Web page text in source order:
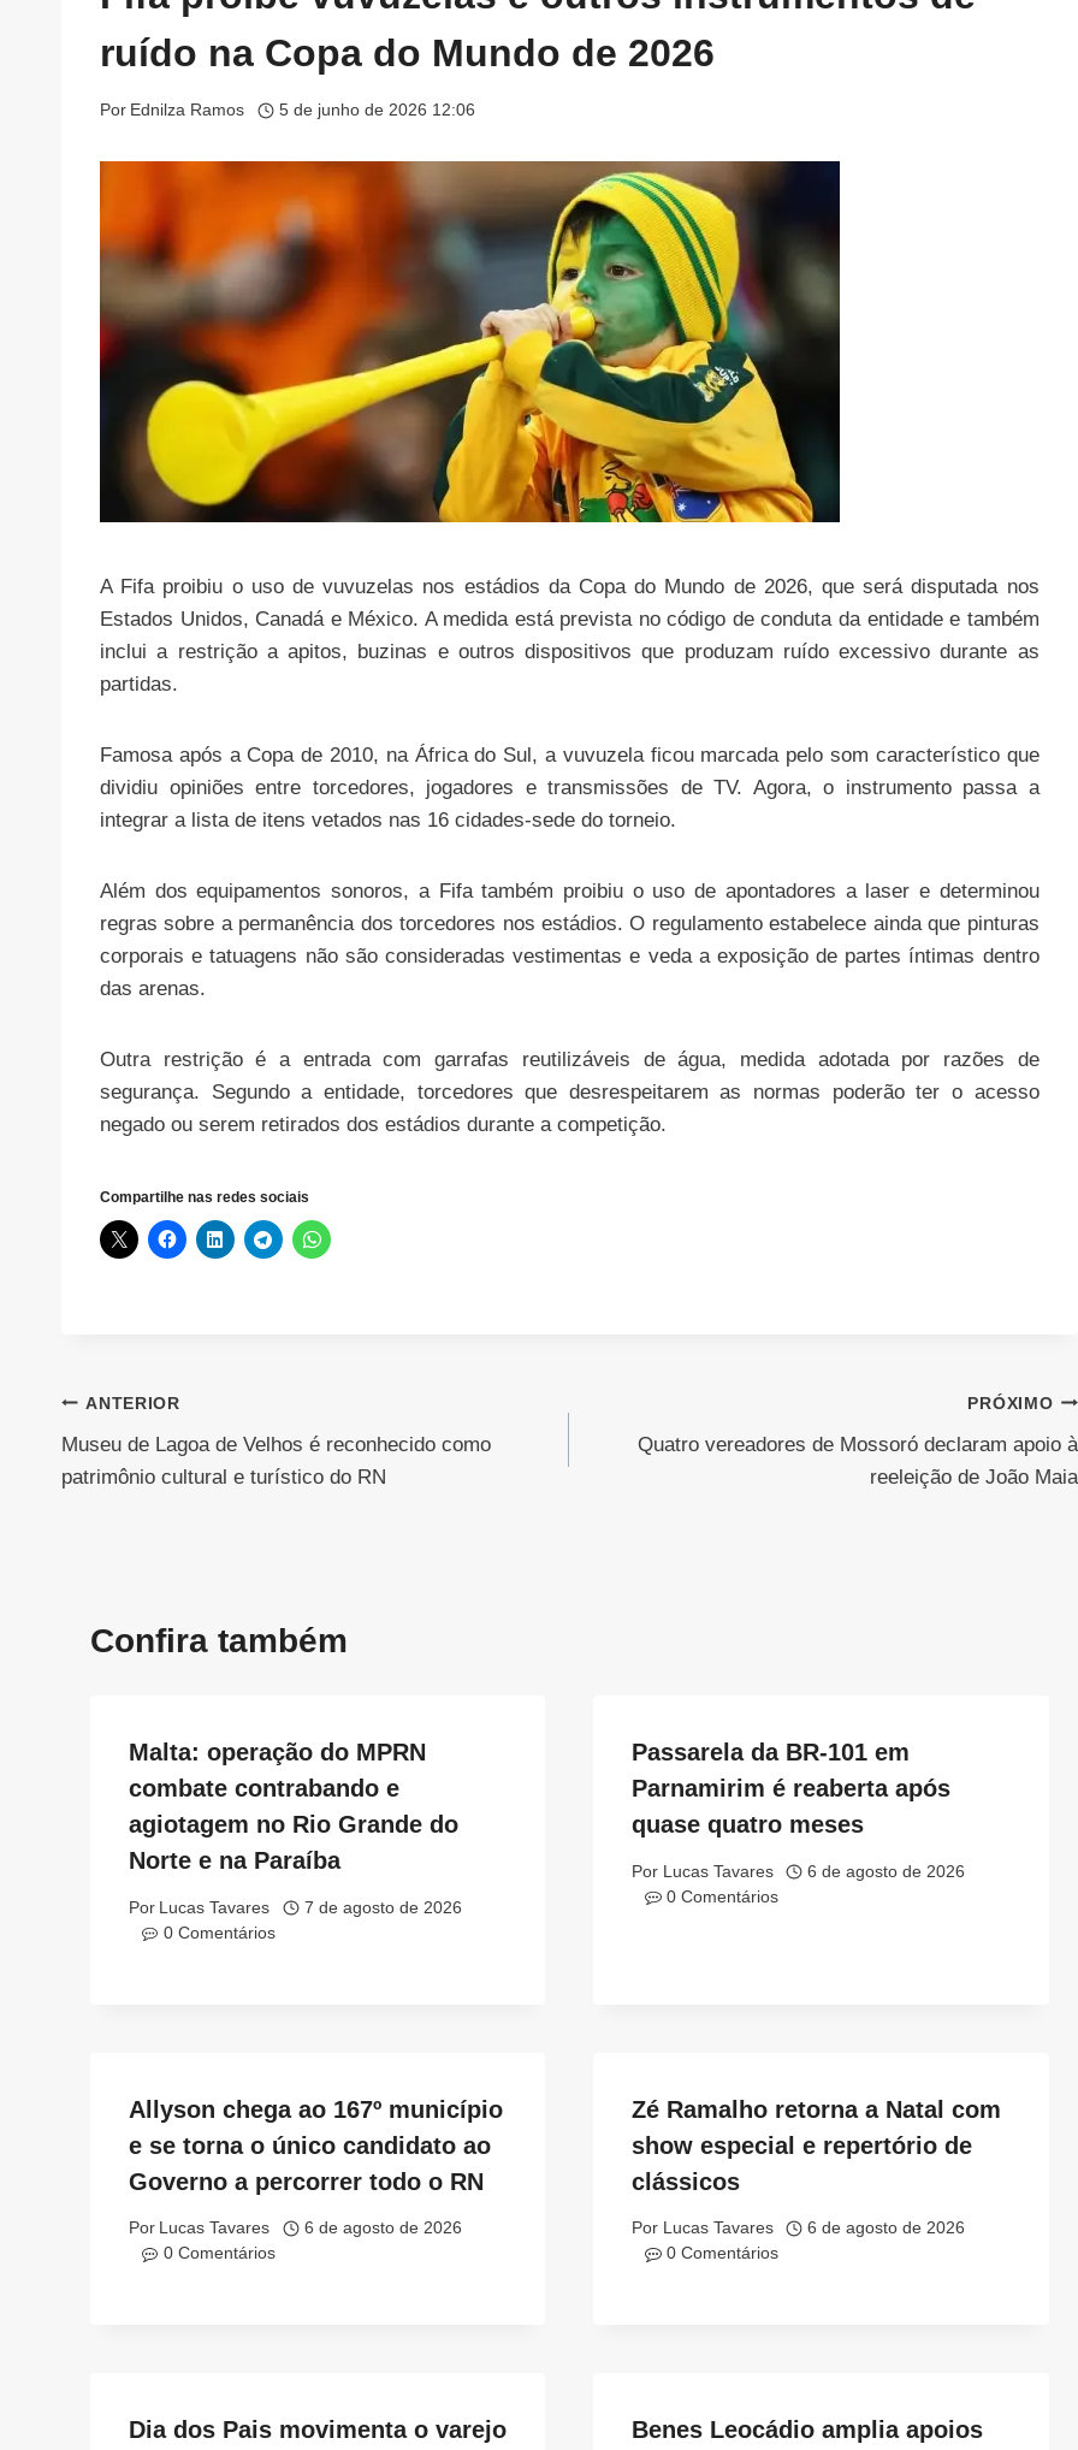
ruído na Copa do Mundo de 2026
Por Ednilza Ramos 5 de junho de 2026 12:06
A Fifa proibiu o uso de vuvuzelas nos estádios da Copa do Mundo de 2026, que será disputada nos
Estados Unidos, Canadá e México. A medida está prevista no código de conduta da entidade e também
inclui a restrição a apitos, buzinas e outros dispositivos que produzam ruído excessivo durante as
partidas.
Famosa após a Copa de 2010, na África do Sul, a vuvuzela ficou marcada pelo som característico que
dividiu opiniões entre torcedores, jogadores e transmissões de TV. Agora, o instrumento passa a
integrar a lista de itens vetados nas 16 cidades-sede do torneio.
Além dos equipamentos sonoros, a Fifa também proibiu o uso de apontadores a laser e determinou
regras sobre a permanência dos torcedores nos estádios. O regulamento estabelece ainda que pinturas
corporais e tatuagens não são consideradas vestimentas e veda a exposição de partes íntimas dentro
das arenas.
Outra restrição é a entrada com garrafas reutilizáveis de água, medida adotada por razões de
segurança. Segundo a entidade, torcedores que desrespeitarem as normas poderão ter o acesso
negado ou serem retirados dos estádios durante a competição.
Compartilhe nas redes sociais
Navegação
de
ANTERIOR
Museu de Lagoa de Velhos é reconhecido como
patrimônio cultural e turístico do RN
PRÓXIMO
Quatro vereadores de Mossoró declaram apoio à
reeleição de João Maia
Confira também
Malta: operação do MPRN
combate contrabando e
agiotagem no Rio Grande do
Norte e na Paraíba
Por Lucas Tavares
7 de agosto de 2026
0 Comentários
Passarela da BR-101 em
Parnamirim é reaberta após
quase quatro meses
Por Lucas Tavares
6 de agosto de 2026
0 Comentários
Allyson chega ao 167º município
e se torna o único candidato ao
Governo a percorrer todo o RN
Por Lucas Tavares
6 de agosto de 2026
0 Comentários
Zé Ramalho retorna a Natal com
show especial e repertório de
clássicos
Por Lucas Tavares
6 de agosto de 2026
0 Comentários
Dia dos Pais movimenta o varejo
Benes Leocádio amplia apoios